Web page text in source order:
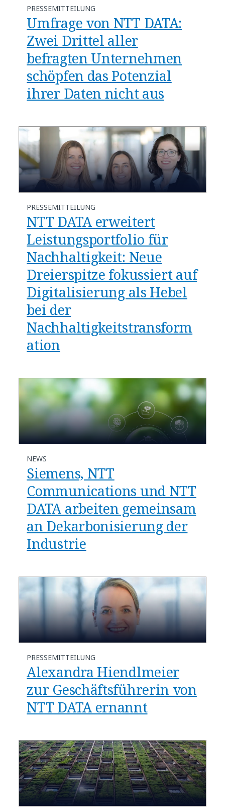
PRESSEMITTEILUNG
Umfrage von NTT DATA:
Zwei Drittel aller
befragten Unternehmen
schöpfen das Potenzial
ihrer Daten nicht aus
PRESSEMITTEILUNG
NTT DATA erweitert
Leistungsportfolio für
Nachhaltigkeit: Neue
Dreierspitze fokussiert auf
Digitalisierung als Hebel
bei der
Nachhaltigkeitstransform
ation
NEWS
Siemens, NTT
Communications und NTT
DATA arbeiten gemeinsam
an Dekarbonisierung der
Industrie
PRESSEMITTEILUNG
Alexandra Hiendlmeier
zur Geschäftsführerin von
NTT DATA ernannt